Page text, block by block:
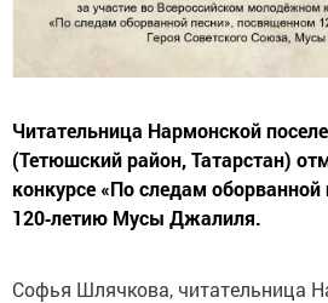
Читательница Нармонской
(Тетюшский район, Татарстан)
конкурсе «По следам
120‑летию Мусы Джалиля.
Софья Шлячкова, читательница